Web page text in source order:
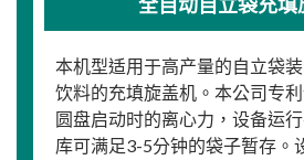
本机型适用于高产量的自立袋
饮料的充填旋盖机。本公司专
圆盘启动时的离心力，设备运
库可满足3-5分钟的袋子暂存。